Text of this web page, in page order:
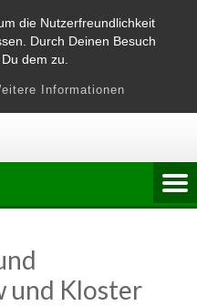
die Nutzerfreundlichkeit
Durch Deinen Besuch
dem zu.
Informationen
und Kloster